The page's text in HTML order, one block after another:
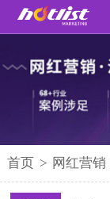
首页 > 网红营销